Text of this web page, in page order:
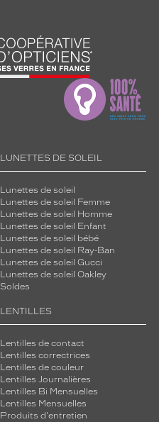
LUNETTES DE SOLEIL
Lunettes de soleil
Lunettes de soleil Femme
Lunettes de soleil Homme
Lunettes de soleil Enfant
Lunettes de soleil bébé
Lunettes de soleil Ray-Ban
Lunettes de soleil Gucci
Lunettes de soleil Oakley
Soldes
LENTILLES
Lentilles de contact
Lentilles correctrices
Lentilles de couleur
Lentilles Journalières
Lentilles Bi Mensuelles
Lentilles Mensuelles
Produits d'entretien